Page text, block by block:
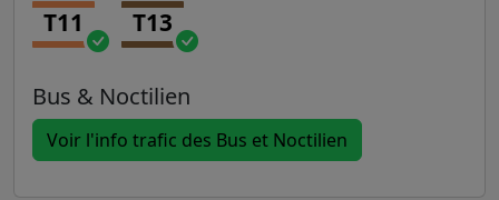
T11 T13
Bus & Noctilien
Voir l'info trafic des Bus et Noctilien